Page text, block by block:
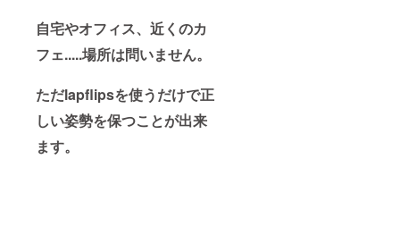
自宅やオフィス、近くのカ
フェ.....場所は問いません。
ただlapflipsを使うだけで正
しい姿勢を保つことが出来
ます。